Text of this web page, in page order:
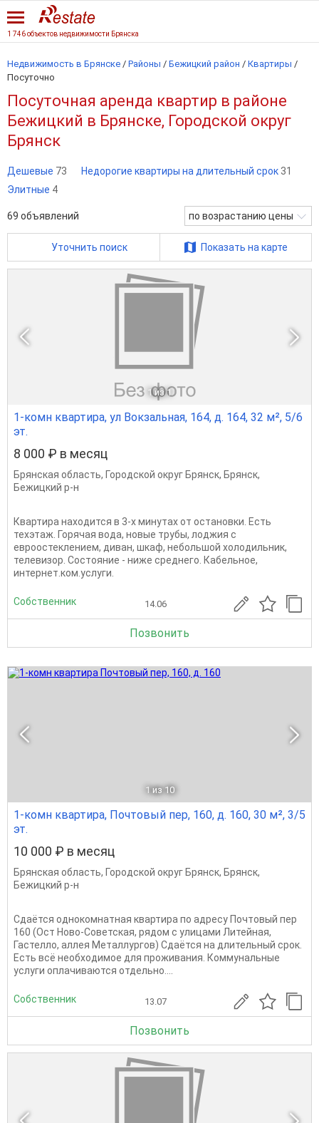
1 746 объектов недвижимости Брянска
Недвижимость в Брянске / Районы / Бежицкий район / Квартиры /
Посуточно
Посуточная аренда квартир в районе
Бежицкий в Брянске, Городской округ
Брянск
Дешевые 73 Недорогие квартиры на длительный срок 31
Элитные 4
69 объявлений по возрастанию цены
Уточнить поиск Показать на карте
1 из 1
1-комн квартира, ул Вокзальная, 164, д. 164, 32 м², 5/6
эт.
8 000 ₽ в месяц
Брянская область, Городской округ Брянск, Брянск,
Бежицкий р-н
Квартира находится в 3-х минутах от остановки. Есть
техэтаж. Горячая вода, новые трубы, лоджия с
евроостеклением, диван, шкаф, небольшой холодильник,
телевизор. Состояние - ниже среднего. Кабельное,
интернет.ком.услуги.
Собственник 14.06
Позвонить
1 из 10
1-комн квартира, Почтовый пер, 160, д. 160, 30 м², 3/5
эт.
10 000 ₽ в месяц
Брянская область, Городской округ Брянск, Брянск,
Бежицкий р-н
Сдаётся однокомнатная квартира по адресу Почтовый пер
160 (Ост Ново-Советская, рядом с улицами Литейная,
Гастелло, аллея Металлургов) Сдаётся на длительный срок.
Есть всё необходимое для проживания. Коммунальные
услуги оплачиваются отдельно....
Собственник 13.07
Позвонить